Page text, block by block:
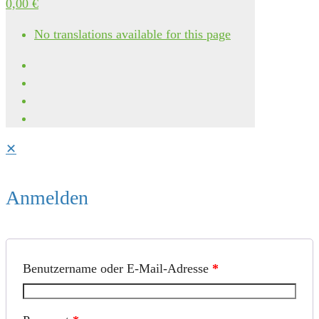
0,00 €
No translations available for this page
✕
Anmelden
Benutzername oder E-Mail-Adresse *